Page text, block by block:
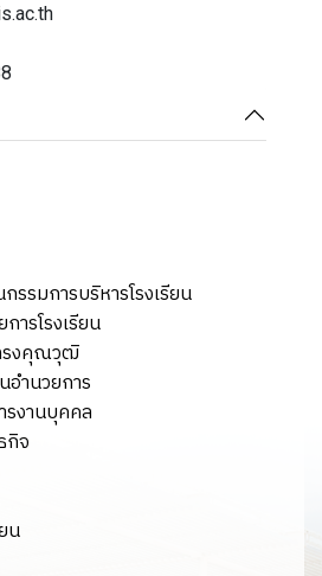
รรมการบริหารโรงเรียน
ารโรงเรียน
รงคุณวุฒิ
อำนวยการ
รงานบุคคล
กิจ
น